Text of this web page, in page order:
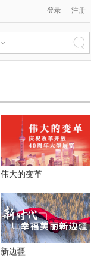
登录 注册
伟大的变革
新边疆